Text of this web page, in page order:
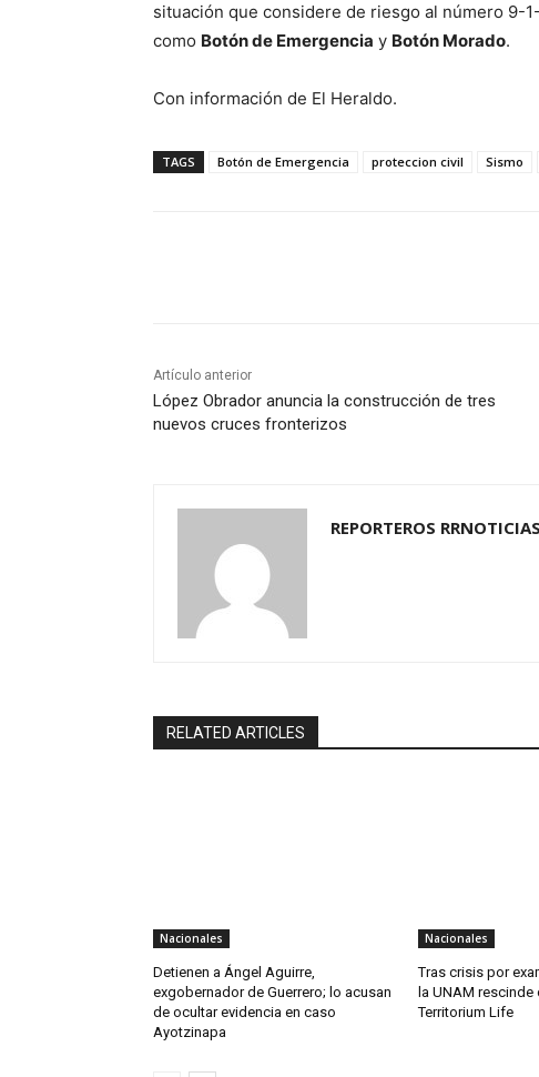
situación que considere de riesgo al número 9-
como Botón de Emergencia y Botón Morado.
Con información de El Heraldo.
TAGS Botón de Emergencia proteccion civil Sismo
Artículo anterior
López Obrador anuncia la construcción de tres
nuevos cruces fronterizos
REPORTEROS RRNOTICIAS
RELATED ARTICLES
Nacionales
Detienen a Ángel Aguirre,
exgobernador de Guerrero; lo acusan
de ocultar evidencia en caso
Ayotzinapa
Nacionales
Tras crisis por
la UNAM
Territorium Life